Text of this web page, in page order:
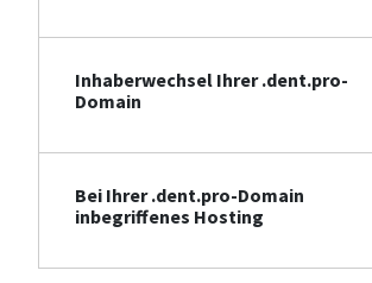
Inhaberwechsel Ihrer .dent.pro-
Domain
Bei Ihrer .dent.pro-Domain
inbegriffenes Hosting